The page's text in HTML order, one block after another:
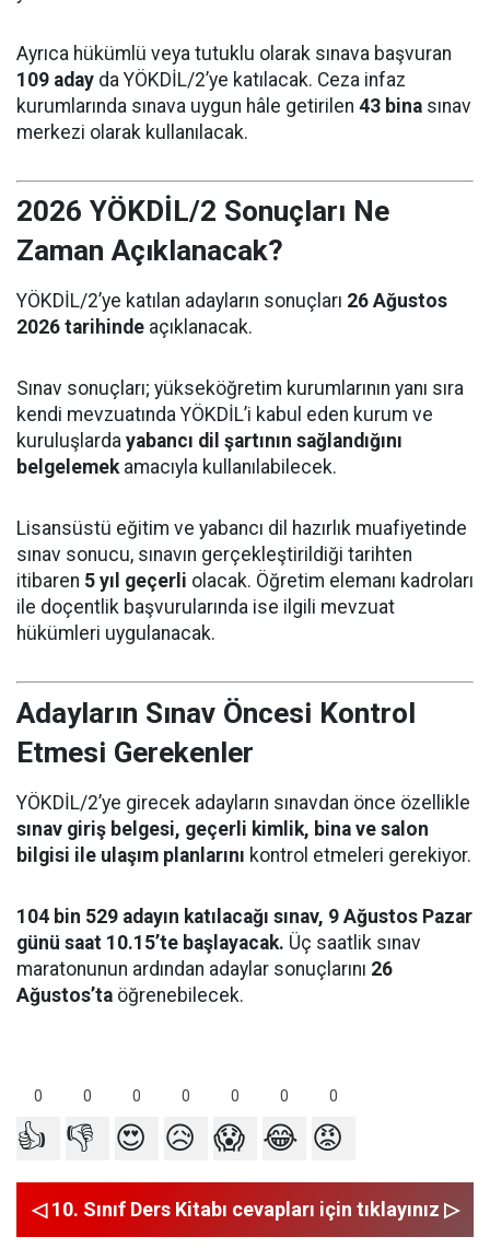
Ayrıca hükümlü veya tutuklu olarak sınava başvuran
109 aday da YÖKDİL/2’ye katılacak. Ceza infaz
kurumlarında sınava uygun hâle getirilen 43 bina sınav
merkezi olarak kullanılacak.
2026 YÖKDİL/2 Sonuçları Ne
Zaman Açıklanacak?
YÖKDİL/2’ye katılan adayların sonuçları 26 Ağustos
2026 tarihinde açıklanacak.
Sınav sonuçları; yükseköğretim kurumlarının yanı sıra
kendi mevzuatında YÖKDİL’i kabul eden kurum ve
kuruluşlarda yabancı dil şartının sağlandığını
belgelemekamacıyla kullanılabilecek.
Lisansüstü eğitim ve yabancı dil hazırlık muafiyetinde
sınav sonucu, sınavın gerçekleştirildiği tarihten
itibaren 5 yıl geçerli olacak. Öğretim elemanı kadroları
ile doçentlik başvurularında ise ilgili mevzuat
hükümleri uygulanacak.
Adayların Sınav Öncesi Kontrol
Etmesi Gerekenler
YÖKDİL/2’ye girecek adayların sınavdan önce özellikle
sınav giriş belgesi, geçerli kimlik, bina ve salon
bilgisi ile ulaşım planlarını kontrol etmeleri gerekiyor.
104 bin 529 adayın katılacağı sınav, 9 Ağustos Pazar
günü saat 10.15’te başlayacak. Üç saatlik sınav
maratonunun ardından adaylar sonuçlarını 26
Ağustos’ta öğrenebilecek.
0 0 0 0 0 0 0
👍 👎 😍 😥 😱 😂 😡
◁ 10. Sınıf Ders Kitabı cevapları için tıklayınız ▷